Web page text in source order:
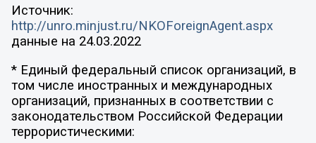
Источник:
http://unro.minjust.ru/NKOForeignAgent.aspx
данные на 24.03.2022
* Единый федеральный список организаций, в
том числе иностранных и международных
организаций, признанных в соответствии с
законодательством Российской Федерации
террористическими: